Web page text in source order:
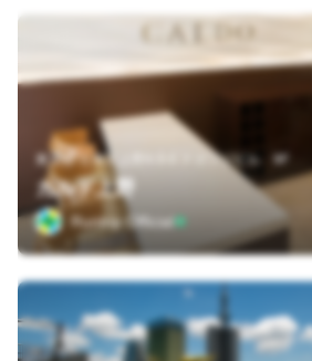
東京都 台東区上野4-9-6 ナガフジビル 9F
カルド上野
Runtrip Official